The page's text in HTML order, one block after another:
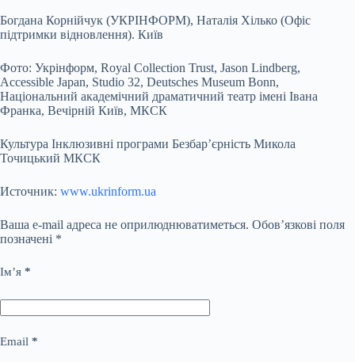
Богдана Корнійчук (УКРІНФОРМ), Наталія Хілько (Офіс
підтримки відновлення). Київ
Фото: Укрінформ, Royal Collection Trust, Jason Lindberg,
Accessible Japan, Studio 32, Deutsches Museum Bonn,
Національний академічний драматичний театр імені Івана
Франка, Вечірній Київ, МКСК
Культура Інклюзивні програми Безбар’єрність Микола
Точицький МКСК
Источник: www.ukrinform.ua
Ваша e-mail адреса не оприлюднюватиметься. Обов’язкові поля
позначені *
Ім’я *
Email *